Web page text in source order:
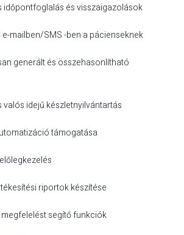
időpontfoglalás és visszaigazolások
e-mailben/SMS -ben a pácienseknek
generált és összehasonlítható
valós idejű készletnyilvántartás
támogatása
riportok készítése
segítő funkciók